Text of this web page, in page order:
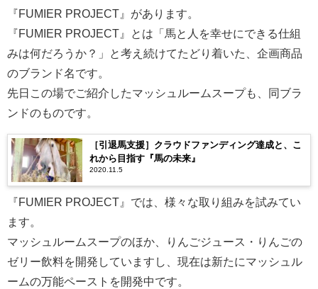
『FUMIER PROJECT』があります。
『FUMIER PROJECT』とは「馬と人を幸せにできる仕組
みは何だろうか？」と考え続けてたどり着いた、企画商品
のブランド名です。
先日この場でご紹介したマッシュルームスープも、同ブラ
ンドのものです。
［引退馬支援］クラウドファンディング達成と、こ
れから目指す『馬の未来』
2020.11.5
『FUMIER PROJECT』では、様々な取り組みを試みてい
ます。
マッシュルームスープのほか、りんごジュース・りんごの
ゼリー飲料を開発していますし、現在は新たにマッシュル
ームの万能ペーストを開発中です。